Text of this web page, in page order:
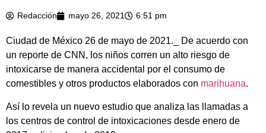
Redacción mayo 26, 2021 6:51 pm
Ciudad de México 26 de mayo de 2021._ De acuerdo con
un reporte de CNN, los niños corren un alto riesgo de
intoxicarse de manera accidental por el consumo de
comestibles y otros productos elaborados con marihuana.
Así lo revela un nuevo estudio que analiza las llamadas a
los centros de control de intoxicaciones desde enero de